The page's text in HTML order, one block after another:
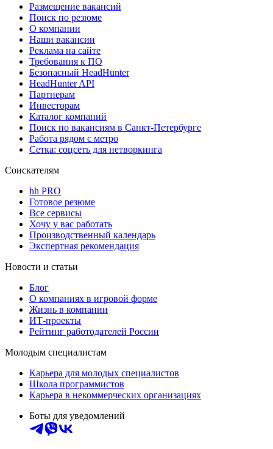
Размещение вакансий
Поиск по резюме
О компании
Наши вакансии
Реклама на сайте
Требования к ПО
Безопасный HeadHunter
HeadHunter API
Партнерам
Инвесторам
Каталог компаний
Поиск по вакансиям в Санкт-Петербурге
Работа рядом с метро
Сетка: соцсеть для нетворкинга
Соискателям
hh PRO
Готовое резюме
Все сервисы
Хочу у вас работать
Производственный календарь
Экспертная рекомендация
Новости и статьи
Блог
О компаниях в игровой форме
Жизнь в компании
ИТ-проекты
Рейтинг работодателей России
Молодым специалистам
Карьера для молодых специалистов
Школа программистов
Карьера в некоммерческих организациях
Боты для уведомлений